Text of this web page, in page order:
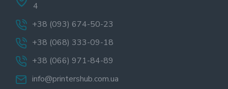
4
+38 (093) 674-50-23
+38 (068) 333-09-18
+38 (066) 971-84-89
info@printershub.com.ua